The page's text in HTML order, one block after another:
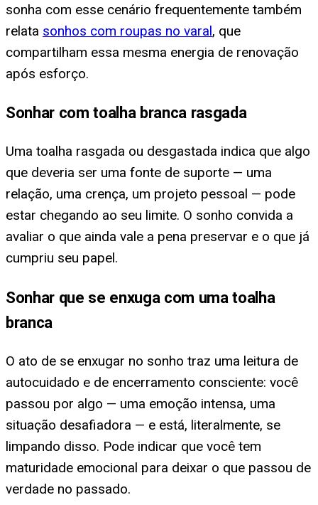
sonha com esse cenário frequentemente também
relata sonhos com roupas no varal, que
compartilham essa mesma energia de renovação
após esforço.
Sonhar com toalha branca rasgada
Uma toalha rasgada ou desgastada indica que algo
que deveria ser uma fonte de suporte — uma
relação, uma crença, um projeto pessoal — pode
estar chegando ao seu limite. O sonho convida a
avaliar o que ainda vale a pena preservar e o que já
cumpriu seu papel.
Sonhar que se enxuga com uma toalha
branca
O ato de se enxugar no sonho traz uma leitura de
autocuidado e de encerramento consciente: você
passou por algo — uma emoção intensa, uma
situação desafiadora — e está, literalmente, se
limpando disso. Pode indicar que você tem
maturidade emocional para deixar o que passou de
verdade no passado.